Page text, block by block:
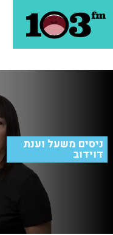
ניסים משעל וענת
דוידוב